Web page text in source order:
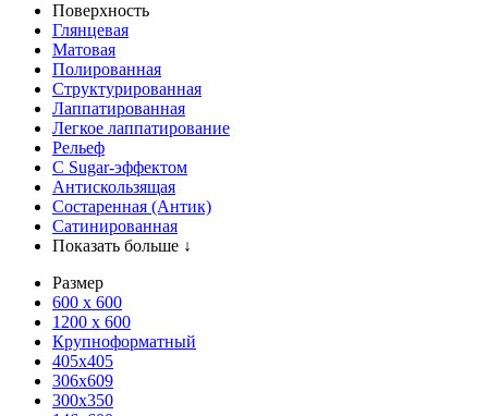
Поверхность
Глянцевая
Матовая
Полированная
Структурированная
Лаппатированная
Легкое лаппатирование
Рельеф
С Sugar-эффектом
Антискользящая
Состаренная (Антик)
Сатинированная
Показать больше ↓
Размер
600 х 600
1200 х 600
Крупноформатный
405x405
306x609
300x350